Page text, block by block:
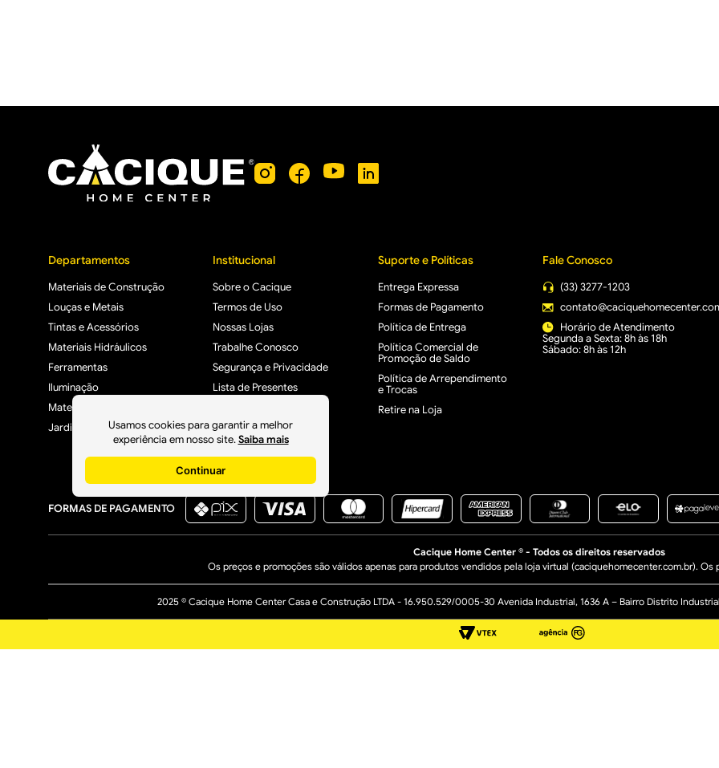
Usamos cookies para garantir a melhor
experiência em nosso site. Saiba mais
Continuar
Departamentos
Materiais de Construção
Louças e Metais
Tintas e Acessórios
Materiais Hidráulicos
Ferramentas
Iluminação
Materiais Elétricos
Jardim, Varanda e Lazer
Institucional
Sobre o Cacique
Termos de Uso
Nossas Lojas
Trabalhe Conosco
Segurança e Privacidade
Lista de Presentes
Suporte e Políticas
Entrega Expressa
Formas de Pagamento
Política de Entrega
Política Comercial de
Promoção de Saldo
Política de Arrependimento
e Trocas
Retire na Loja
Fale Conosco
(33) 3277-1203
Horário de Atendimento
Segunda a Sexta: 8h às 18h
Sábado: 8h às 12h
FORMAS DE PAGAMENTO
Cacique Home Center ® - Todos os direitos reservados
Os preços e promoções são válidos apenas para produtos vendidos pela loja virtual (caciquehomecenter.com.br). Os
2025 © Cacique Home Center Casa e Construção LTDA - 16.950.529/0005-30 Avenida Industrial, 1636 A – Bairro Distrito